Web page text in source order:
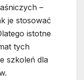
–
je stosować
istotne
tych
szkoleń dla